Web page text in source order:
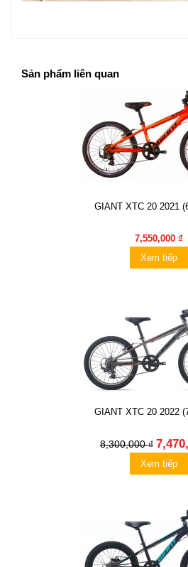
Sản phẩm liên quan
GIANT XTC 20 2021
7,550,000 ₫
Xem tiếp
GIANT XTC 20 2022
8,300,000 ₫
Xem tiếp